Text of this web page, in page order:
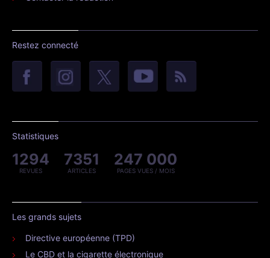
Restez connecté
Statistiques
1294
REVUES
7351
ARTICLES
247 000
PAGES VUES / MOIS
Les grands sujets
Directive européenne (TPD)
Le CBD et la cigarette électronique